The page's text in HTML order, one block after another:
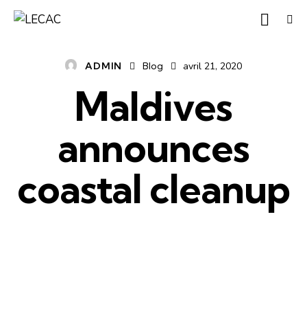
ADMIN Blog avril 21, 2020
Maldives
announces
coastal cleanup